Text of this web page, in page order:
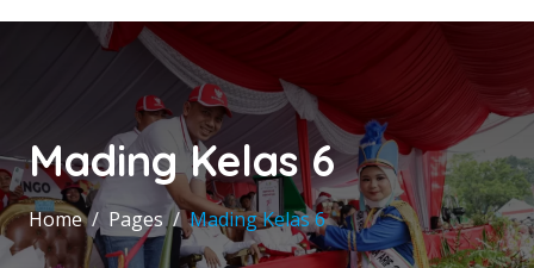
Mading Kelas 6
Home Pages Mading Kelas 6